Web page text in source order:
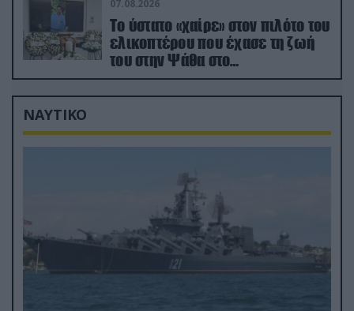
07.08.2026
Το ύστατο «χαίρε» στον πιλότο του
ελικοπτέρου που έχασε τη ζωή
του στην Ψάθα στο
αποτεφρωτήριο Ριτσώνας
ΝΑΥΤΙΚΟ